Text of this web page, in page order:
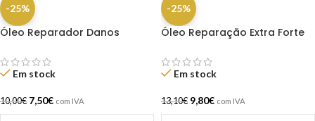
-25%
Óleo Reparador Danos
Em stock
10,00€ 7,50€ com IVA
-25%
Óleo Reparação Extra Forte
Line
Em stock
13,10€ 9,80€ com IVA